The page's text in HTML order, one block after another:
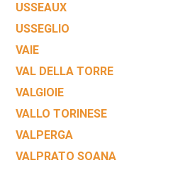
USSEAUX
USSEGLIO
VAIE
VAL DELLA TORRE
VALGIOIE
VALLO TORINESE
VALPERGA
VALPRATO SOANA